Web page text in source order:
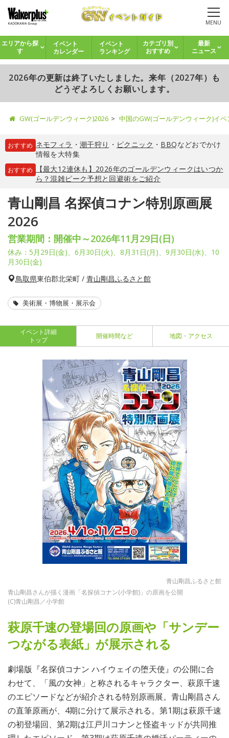
MENU
エリアから探
す
イベント
カレンダー
イベント
ランキング
カテゴリ別
おすすめ
最新
ニュース
2026年の更新は終了いたしました。来年（2027年）も
どうぞよろしくお願いします。
GW(ゴールデンウィーク)2026 中国のGW(ゴールデンウィーク)イ
おすすめ ネモフィラ ・ 潮干狩り ・ ピクニック ・ BBQなどおでかけ
情報を大特集
おすすめ
【最大12連休も】2026年のゴールデンウィークはいつか
ら？混雑ピーク予想と回避術をご紹介
青山剛昌 名探偵コナン特別原画展
2026
営業期間：開催中～2026年11月29日(日)
休み：5月29日(金)、6月30日(火)、8月31日(月)、9月30日(水)、10
月30日(金)
鳥取県東伯郡北栄町 / 青山剛昌ふるさと館
美術展・博物展・展示会
イベント詳細
トップ
開催時間など 地図・アクセス
青山剛昌ふるさと館
青山剛昌さんが描く漫画「名探偵コナン(小学館)」の原画を公開
(C)青山剛昌／小学館
萩原千速の登場回の原画や「サンデー
つながる表紙」が展示される
劇場版『名探偵コナン ハイウェイの堕天使』の公開に合
わせて、「風の女神」と称されるキャラクター、萩原千速
のエピソードなどが紹介される特別原画展。青山剛昌さん
の直筆原画が、4期に分けて展示される。第1期は萩原千速
の初登場回、第2期は江戸川コナンと怪盗キッドが共同推